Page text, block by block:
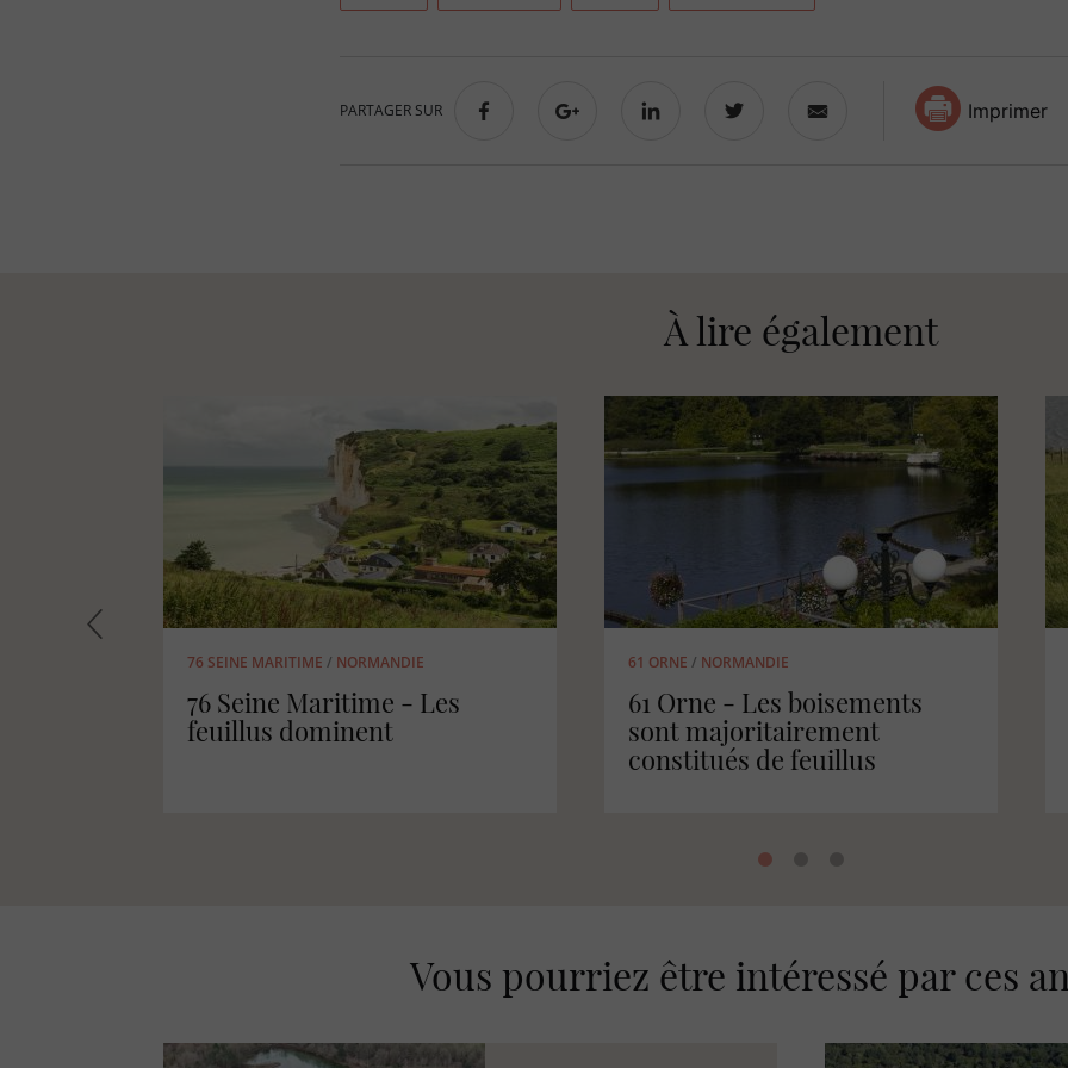
PARTAGER SUR Imprimer
À lire également
14 CALVADOS/NORMANDIE
14 Calvados - Des forêts
denses et majoritairement
FORET/NORMANDIE
La forêt Haut-Normande
Vous pourriez être intéressé par ces